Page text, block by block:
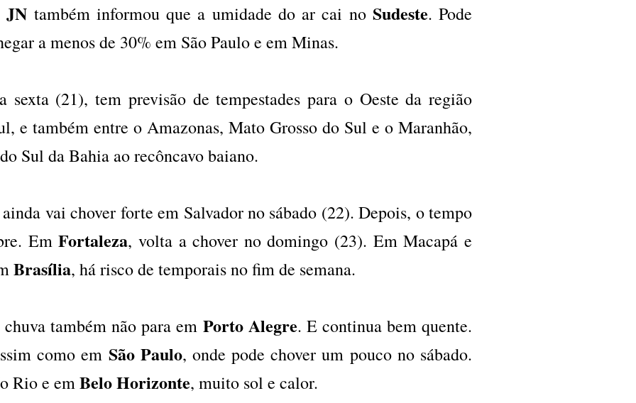
JN também informou que a umidade do ar cai no Sudeste. Pode
a menos de 30% em São Paulo e em Minas.
sexta (21), tem previsão de tempestades para o Oeste da região
e também entre o Amazonas, Mato Grosso do Sul e o Maranhão,
Sul da Bahia ao recôncavo baiano.
vai chover forte em Salvador no sábado (22). Depois, o tempo
EmFortaleza, volta a chover no domingo (23). Em Macapá e
Brasília, há risco de temporais no fim de semana.
também não para em Porto Alegre. E continua bem quente.
como em São Paulo, onde pode chover um pouco no sábado.
Rio e emBelo Horizonte, muito sol e calor.